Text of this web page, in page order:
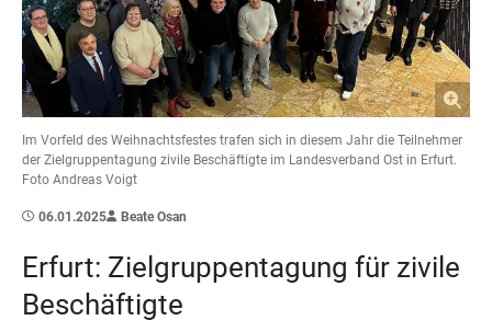
Im Vorfeld des Weihnachtsfestes trafen sich in diesem Jahr die Teilnehmer
der Zielgruppentagung zivile Beschäftigte im Landesverband Ost in Erfurt.
Foto Andreas Voigt
06.01.2025 Beate Osan
Erfurt: Zielgruppentagung für zivile
Beschäftigte